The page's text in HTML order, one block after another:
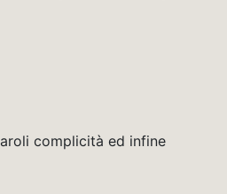
complicità ed infine